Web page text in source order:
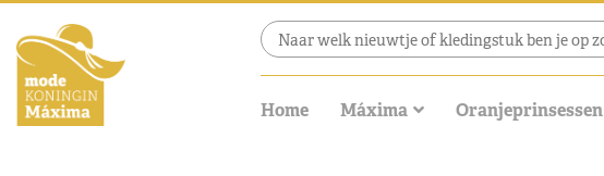
Home Máxima Oranjeprinsessen